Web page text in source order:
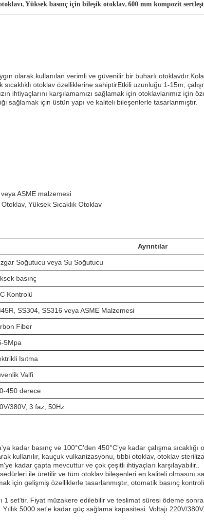
, Yüksek basınç için bileşik otoklav, 600 mm kompozit
olarak kullanılan verimli ve güvenilir bir buharlı
otoklav özelliklerine sahiptirEtkili uzunluğu 1-15m,
ihtiyaçlarını karşılamamızı sağlamak için otoklavlarımız için
sağlamak için üstün yapı ve kaliteli bileşenlerle tasarlanmıştır.
ASME malzemesi
Yüksek Sıcaklık Otoklav
Ayrıntılar
Soğutucu veya Su Soğutucu
basınç
Kontrolü
SS304, SS316 veya ASME Malzemesi
Fiber
5Mpa
Isıtma
Valfi
450 derece
380V, 3 faz, 50Hz
kadar basınç ve 100°C'den 450°C'ye kadar çalışma sıcaklığı
kullanılır, kauçuk vulkanizasyonu, tıbbi otoklav, otoklav
kadar çapta mevcuttur ve çok çeşitli ihtiyaçları karşılayabilir..
ile üretilir ve tüm otoklav bileşenleri en kaliteli olmasını
için gelişmiş özelliklerle tasarlanmıştır, otomatik basınç
1 set'tir. Fiyat müzakere edilebilir ve teslimat süresi ödeme
5000 set'e kadar güç sağlama kapasitesi. Voltajı 220V/